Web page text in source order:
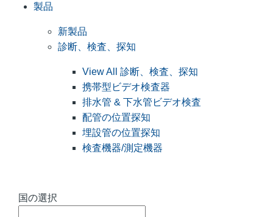
国の選択
製品
新製品
診断、検査、探知
View All 診断、検査、探知
携帯型ビデオ検査器
排水管 & 下水管ビデオ検査
配管の位置探知
埋設管の位置探知
検査機器/測定機器